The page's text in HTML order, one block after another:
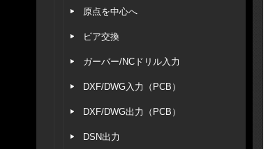
原点を中心へ
ビア交換
ガーバー/NCドリル入力
DXF/DWG入力（PCB）
DXF/DWG出力（PCB）
DSN出力